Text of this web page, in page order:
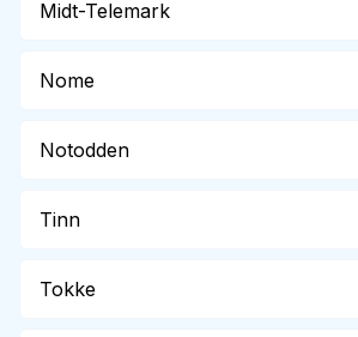
Midt-Telemark
Nome
Notodden
Tinn
Tokke